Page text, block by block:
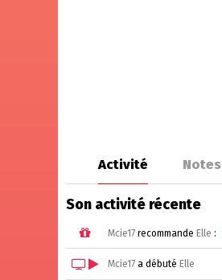
Activité Notes
Son activité récente
Mcie17 recommande Elle :
Mcie17 a débuté Elle